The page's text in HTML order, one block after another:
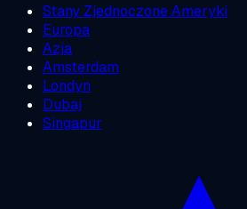
Stany Zjednoczone Ameryki
Europa
Azja
Amsterdam
Londyn
Dubaj
Singapur